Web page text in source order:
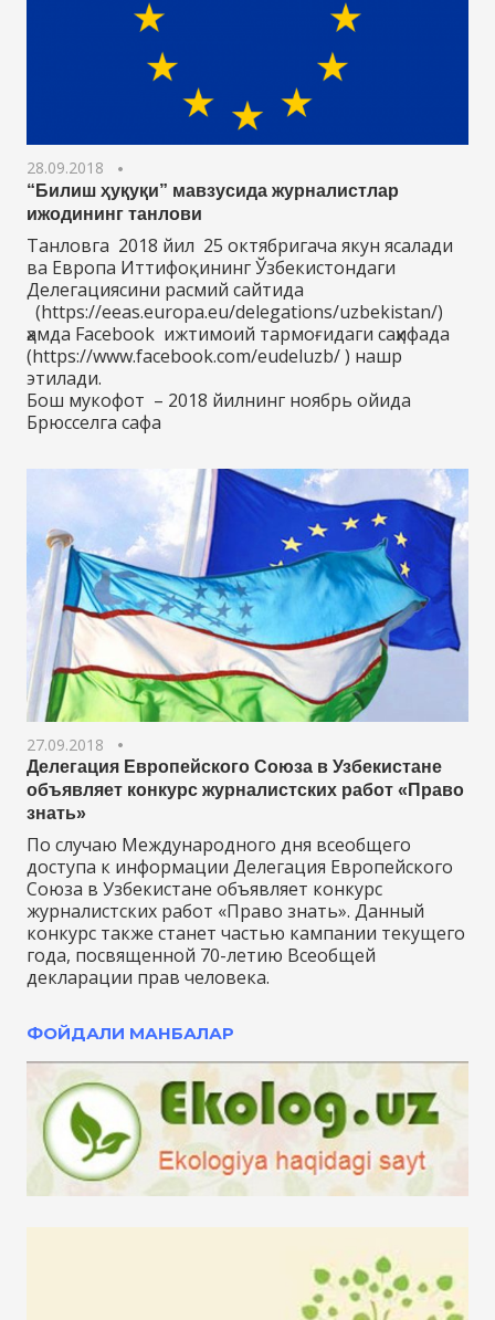
28.09.2018
“Билиш ҳуқуқи” мавзусида журналистлар
ижодининг танлови
Танловга 2018 йил 25 октябригача якун ясалади
ва Европа Иттифоқининг Ўзбекистондаги
Делегациясини расмий сайтида
(https://eeas.europa.eu/delegations/uzbekistan/)
ҳамда Facebook ижтимоий тармоғидаги саҳифада
(https://www.facebook.com/eudeluzb/ ) нашр
этилади.
Бош мукофот – 2018 йилнинг ноябрь ойида
Брюсселга сафа
27.09.2018
Делегация Европейского Союза в Узбекистане
объявляет конкурс журналистских работ «Право
знать»
По случаю Международного дня всеобщего
доступа к информации Делегация Европейского
Союза в Узбекистане объявляет конкурс
журналистских работ «Право знать». Данный
конкурс также станет частью кампании текущего
года, посвященной 70-летию Всеобщей
декларации прав человека.
ФОЙДАЛИ МАНБАЛАР